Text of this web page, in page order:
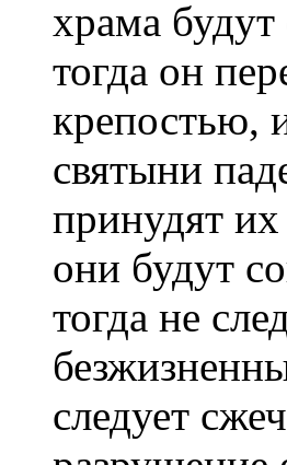
храма
тогда он
крепостью,
святыни
принудят
они будут
тогда не
следует